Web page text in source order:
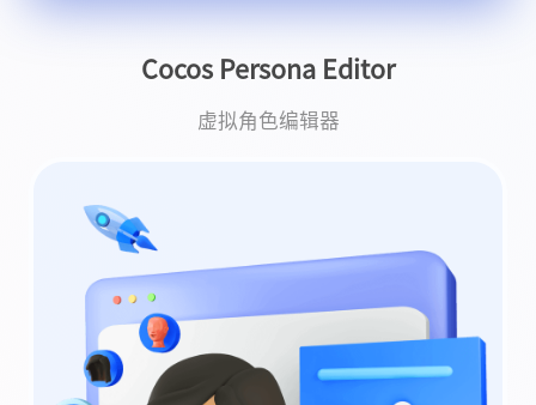
Cocos Persona Editor
虚拟角色编辑器